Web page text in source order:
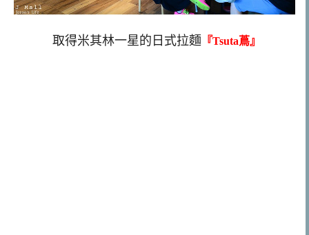
取得米其林一星的日式拉麵 『Tsuta蔦』